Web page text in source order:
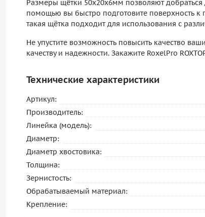
Размеры щётки 50х20х6мм позволяют
помощью вы быстро подготовите поверхность
такая щётка подходит для использования с
Не упустите возможность повысить качество
качеству и надежности. Закажите RoxelPro
Технические характеристики
Артикул:
Производитель:
Линейка (модель):
Диаметр:
Диаметр хвостовика:
Толщина:
Зернистость:
Обрабатываемый материал:
Крепление: